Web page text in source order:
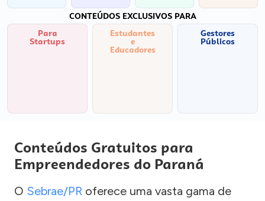
CONTEÚDOS EXCLUSIVOS PARA
Para
Startups
Estudantes
e
Educadores
Gestores
Públicos
Conteúdos Gratuitos para
Empreendedores do Paraná
O Sebrae/PR oferece uma vasta gama de